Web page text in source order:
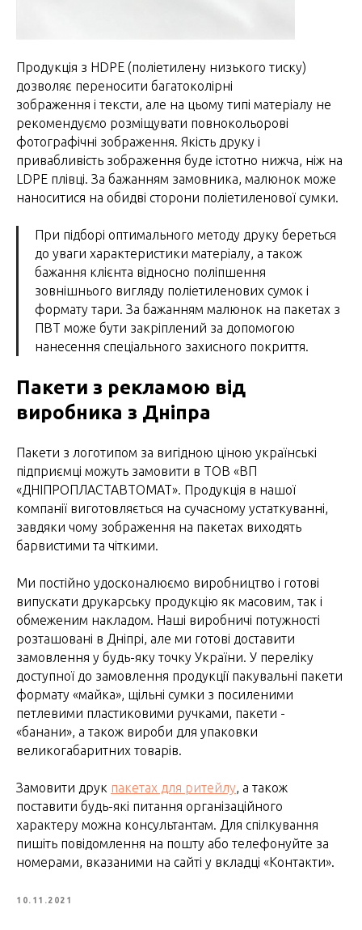
Продукція з HDPE (поліетилену низького тиску)
дозволяє переносити багатоколірні
зображення і тексти, але на цьому типі матеріалу не
рекомендуємо розміщувати повнокольорові
фотографічні зображення. Якість друку і
привабливість зображення буде істотно нижча, ніж на
LDPE плівці. За бажанням замовника, малюнок може
наноситися на обидві сторони поліетиленової сумки.
При підборі оптимального методу друку береться
до уваги характеристики матеріалу, а також
бажання клієнта відносно поліпшення
зовнішнього вигляду поліетиленових сумок і
формату тари. За бажанням малюнок на пакетах з
ПВТ може бути закріплений за допомогою
нанесення спеціального захисного покриття.
Пакети з рекламою від
виробника з Дніпра
Пакети з логотипом за вигідною ціною українські
підприємці можуть замовити в ТОВ «ВП
«ДНІПРОПЛАСТАВТОМАТ». Продукція в нашої
компанії виготовляється на сучасному устаткуванні,
завдяки чому зображення на пакетах виходять
барвистими та чіткими.
Ми постійно удосконалюємо виробництво і готові
випускати друкарську продукцію як масовим, так і
обмеженим накладом. Наші виробничі потужності
розташовані в Дніпрі, але ми готові доставити
замовлення у будь-яку точку України. У переліку
доступної до замовлення продукції пакувальні пакети
формату «майка», щільні сумки з посиленими
петлевими пластиковими ручками, пакети -
«банани», а також вироби для упаковки
великогабаритних товарів.
Замовити друк пакетах для ритейлу , а також
поставити будь-які питання організаційного
характеру можна консультантам. Для спілкування
пишіть повідомлення на пошту або телефонуйте за
номерами, вказаними на сайті у вкладці «Контакти».
10.11.2021